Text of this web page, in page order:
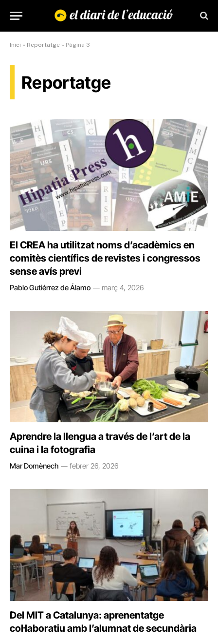
Inici » Reportatge » Pàgina 3
Reportatge
El CREA ha utilitzat noms d’acadèmics en
comitès científics de revistes i congressos
sense avís previ
Pablo Gutiérrez de Álamo març 4, 2026
Aprendre la llengua a través de l’art de la
cuina i la fotografia
Mar Domènech febrer 26, 2026
Del MIT a Catalunya: aprenentatge
col·laboratiu amb l’alumnat de secundària